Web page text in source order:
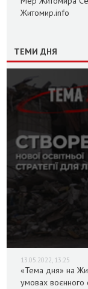
Житомир.info
ТЕМИ ДНЯ
13.05.2022, 13:25
«Тема дня» на
умовах воєнного